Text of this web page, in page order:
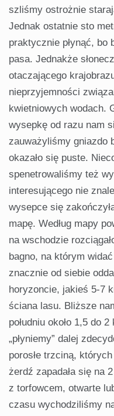
szliśmy ostrożnie
Jednak ostatnie sto
praktycznie płynąć, bo
pasa. Jednakże
otaczającego
nieprzyjem­ności
kwietniowych wodach.
wysepkę od razu nam
zauważyliśmy gniazdo
okazało się puste.
spenetrowaliśmy też
interesującego nie
wysepce się
mapę. Według mapy
na wschodzie
bagno, na którym
znacznie od siebie
horyzoncie, jakieś 5-7
ściana lasu. Bliższe
południu około 1,5 do
„płyniemy” dalej
porosłe trzciną,
żerdź zapadała się na
z torfowcem, otwarte
czasu wychodziliśmy